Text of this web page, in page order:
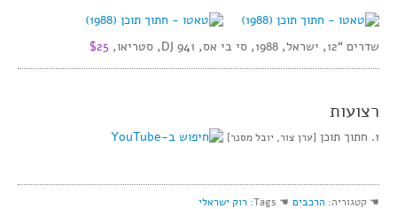
שדרים “12, ישראל, 1988, סי בי אס, DJ 941, סטריאו, $25
רצועות
1. חתוך תוכן [ערן צור, יובל מסנר]
☚ קטגוריה: הרכבים ☚ Tags: רוק ישראלי